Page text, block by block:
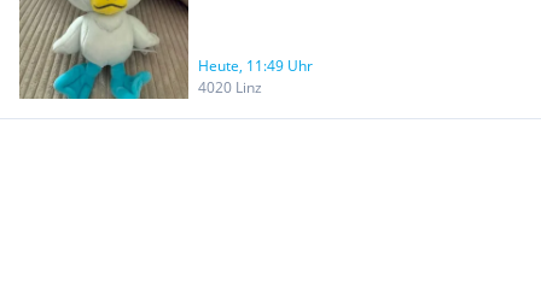
Heute, 11:49 Uhr
4020 Linz